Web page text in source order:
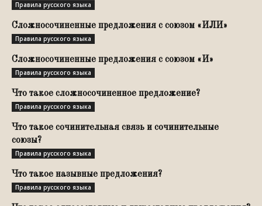
Правила русского языка
Сложносочиненные предложения с союзом «ИЛИ»
Правила русского языка
Сложносочиненные предложения с союзом «И»
Правила русского языка
Что такое сложносочиненное предложение?
Правила русского языка
Что такое сочинительная связь и сочинительные
союзы?
Правила русского языка
Что такое назывные предложения?
Правила русского языка